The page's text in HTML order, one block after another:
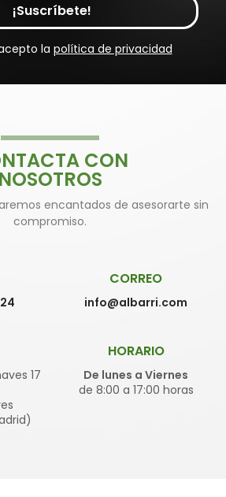
¡Suscríbete!
la política de privacidad
CON
NOSOTROS
encantados de asesorarte sin
compromiso.
CORREO
info@albarri.com
17
HORARIO
De lunes a Viernes
de 8:00 a 17:00 horas